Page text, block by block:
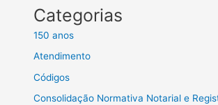
Categorias
150 anos
Atendimento
Códigos
Consolidação Normativa Notarial e